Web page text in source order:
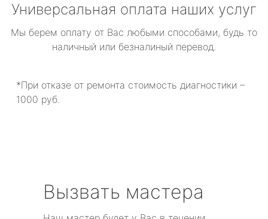
Универсальная оплата наших услуг
Мы берем оплату от Вас любыми способами, будь то
наличный или безналиный перевод.
*При отказе от ремонта стоимость диагностики –
1000 руб.
Вызвать мастера